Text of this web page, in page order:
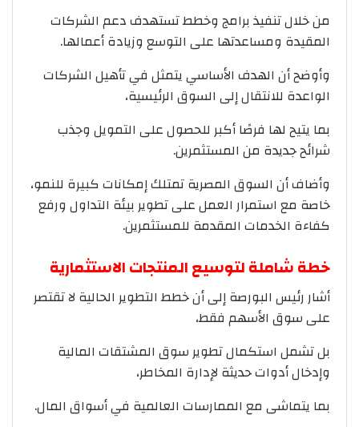
من خلال تنفيذ برامج وخطط تستهدف دعم الشركات
المقيدة ومساعدتها على التوسع وزيادة أعمالها.
وأوضح أن الهدف الأساسي يتمثل في تأهيل الشركات
الواعدة للانتقال إلى السوق الرئيسية،
بما يتيح لها فرصًا أكبر للحصول على التمويل وجذب
شرائح جديدة من المستثمرين.
وأضاف أن السوق المصرية تمتلك إمكانات كبيرة للنمو،
خاصة مع استمرار العمل على تطوير بيئة التداول ورفع
كفاءة الخدمات المقدمة للمستثمرين.
خطة شاملة لتوسيع المنتجات الاستثمارية
أشار رئيس البورصة إلى أن خطط التطوير الحالية لا تقتصر
على سوق الأسهم فقط،
بل تشمل استكمال تطوير سوق المشتقات المالية
وإدخال أدوات حديثة لإدارة المخاطر،
بما يتماشى مع الممارسات العالمية في أسواق المال.